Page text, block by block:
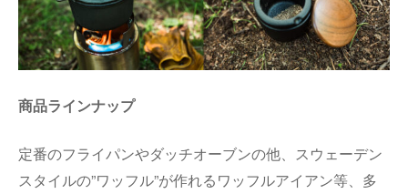
商品ラインナップ
定番のフライパンやダッチオーブンの他、スウェーデン
スタイルの”ワッフル”が作れるワッフルアイアン等、多